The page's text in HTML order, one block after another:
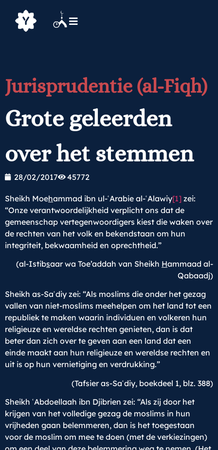
Jurisprudentie (al-Fiqh)
Grote geleerden
over het stemmen
28/02/2017 45772
Sheikh Moehammad ibn ul-ʿArabie al-ʿAlawiy[1] zei:
“Onze verantwoordelijkheid verplicht ons dat de
gemeenschap vertegenwoordigers kiest die waken over
de rechten van het volk en bekendstaan om hun
integriteit, bekwaamheid en oprechtheid.”
(al-Istibsaar wa Toe’addah van Sheikh Hammaad al-
Qabaadj)
Sheikh as-Saʿdiy zei: “Als moslims die onder het gezag
vallen van niet-moslims meehelpen om het land tot een
republiek te maken waarin individuen en volkeren hun
religieuze en wereldse rechten genieten, dan is dat
beter dan zich over te geven aan een land dat een
einde maakt aan hun religieuze en wereldse rechten en
uit is op hun vernietiging en verdrukking.”
(Tafsier as-Saʿdiy, boekdeel 1, blz. 388)
Sheikh ʿAbdoellaah ibn Djibrien zei: “Als zij door het
krijgen van het volledige gezag de moslims in hun
vrijheden gaan belemmeren, dan is het toegestaan
voor de moslim om mee te doen (met de verkiezingen)